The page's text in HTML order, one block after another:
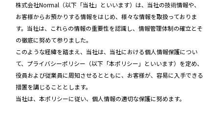
株式会社Normal（以下「当社」といいます）は、当社の技術情報や、
お客様からお預かりする情報をはじめ、様々な情報を取扱っておりま
す。当社は、これらの情報の重要性を認識し、情報管理体制の確立とそ
の徹底に努めて参りました。
このような経緯を踏まえ、当社は、当社における個人情報保護につい
て、プライバシーポリシー（以下「本ポリシー」といいます）を定め、
役員および従業員に周知させるとともに、お客様が、容易に入手できる
措置を講じることとします。
当社は、本ポリシーに従い、個人情報の適切な保護に努めます。